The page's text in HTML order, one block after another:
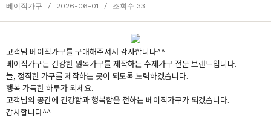
베이직가구 / 2026-06-01 / 조회수 33
고객님 베이직가구를 구매해주셔서 감사합니다^^
베이직가구는 건강한 원목가구를 제작하는 수제가구 전문 브랜드입니다.
늘, 정직한 가구를 제작하는 곳이 되도록 노력하겠습니다.
행복 가득한 하루가 되세요.
고객님의 공간에 건강함과 행복함을 전하는 베이직가구가 되겠습니다.
감사합니다^^